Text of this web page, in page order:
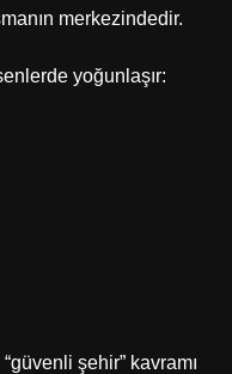
merkezindedir.
yoğunlaşır:
şehir” kavramı